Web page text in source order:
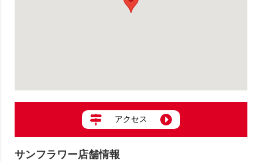
アクセス
サンフラワー店舗情報